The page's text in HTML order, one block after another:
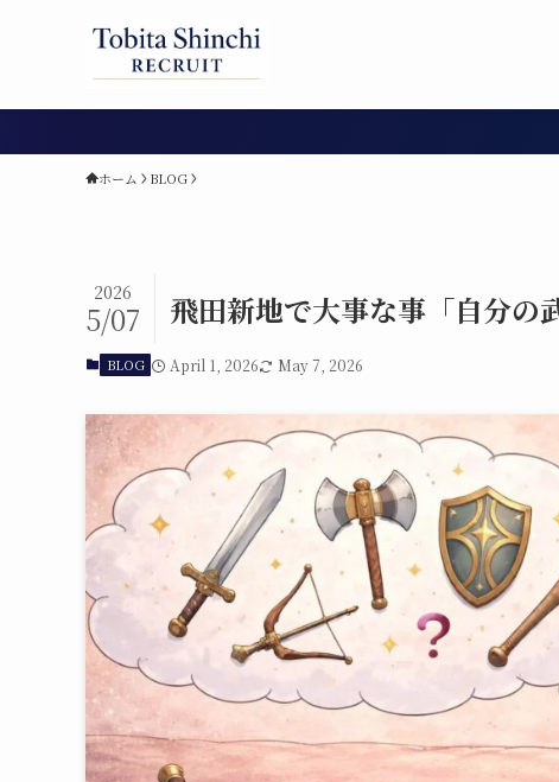
ホーム BLOG
飛田新地で大事な事「自分の
2026
5/07
BLOG April 1, 2026 May 7, 2026